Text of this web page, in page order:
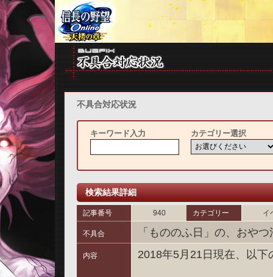
不具合対応状況
キーワード入力 カテゴリー選択
検索結果詳細
記事番号 940 カテゴリー イ
不具合 「もののふ日」の、おや
内容 2018年5月21日現在、以